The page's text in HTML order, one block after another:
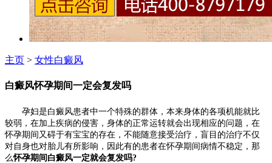
主页 > 女性白癜风
白癜风怀孕期间一定会复发吗
孕妇是白癜风患者中一个特殊的群体，本来身体的各项机能就比
较弱，在加上疾病的侵害，身体的正常运转就会出现相应的问题，在
怀孕期间又碍于有宝宝的存在，不能随意接受治疗，盲目的治疗不仅
对自身也对胎儿有所影响，因此有的患者在怀孕期间病情不稳定，那
么怀孕期间白癜风一定就会复发吗?